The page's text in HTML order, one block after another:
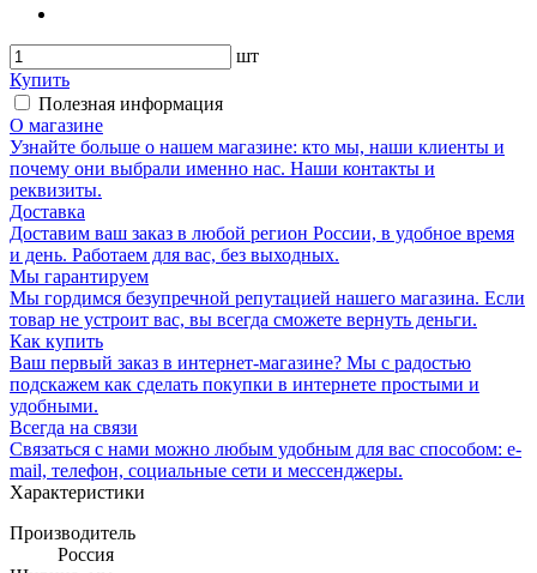
шт
Купить
Полезная информация
О магазине
Узнайте больше о нашем магазине: кто мы, наши клиенты и
почему они выбрали именно нас. Наши контакты и
реквизиты.
Доставка
Доставим ваш заказ в любой регион России, в удобное время
и день. Работаем для вас, без выходных.
Мы гарантируем
Мы гордимся безупречной репутацией нашего магазина. Если
товар не устроит вас, вы всегда сможете вернуть деньги.
Как купить
Ваш первый заказ в интернет-магазине? Мы с радостью
подскажем как сделать покупки в интернете простыми и
удобными.
Всегда на связи
Связаться с нами можно любым удобным для вас способом: e-
mail, телефон, социальные сети и мессенджеры.
Характеристики
Производитель
Россия